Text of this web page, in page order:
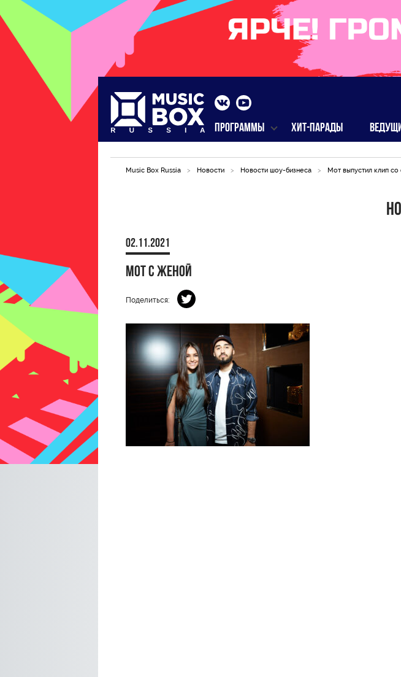
ПРОГРАММЫ ХИТ-ПАРАДЫ
Music Box Russia > Новости > Новости шоу-бизнеса > Мот выпустил клип со
02.11.2021
мот с женой
Поделиться: